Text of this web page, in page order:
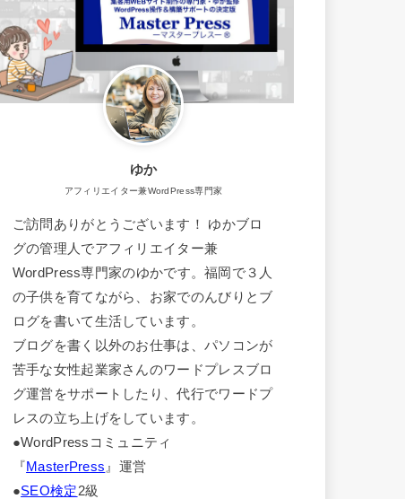
ゆか
アフィリエイター兼WordPress専門家
ご訪問ありがとうございます！ ゆかブロ
グの管理人でアフィリエイター兼
WordPress専門家のゆかです。福岡で３人
の子供を育てながら、お家でのんびりとブ
ログを書いて生活しています。
ブログを書く以外のお仕事は、パソコンが
苦手な女性起業家さんのワードプレスブロ
グ運営をサポートしたり、代行でワードプ
レスの立ち上げをしています。
●WordPressコミュニティ
『MasterPress 』運営
●SEO検定2級